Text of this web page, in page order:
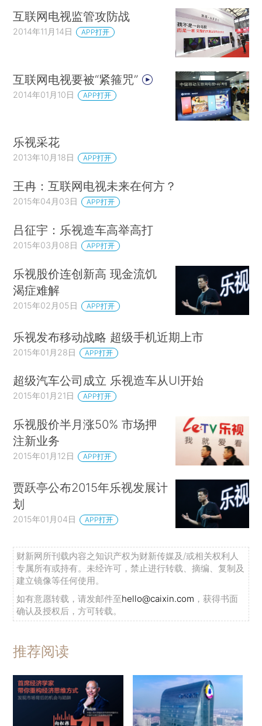
互联网电视监管攻防战
2014年11月14日 APP打开
互联网电视要被“紧箍咒”
2014年01月10日 APP打开
乐视采花
2013年10月18日 APP打开
王冉：互联网电视未来在何方？
2015年04月03日 APP打开
吕征宇：乐视造车高举高打
2015年03月08日 APP打开
乐视股价连创新高 现金流饥
渴症难解
2015年02月05日 APP打开
乐视发布移动战略 超级手机近期上市
2015年01月28日 APP打开
超级汽车公司成立 乐视造车从UI开始
2015年01月21日 APP打开
乐视股价半月涨50% 市场押
注新业务
2015年01月12日 APP打开
贾跃亭公布2015年乐视发展计
划
2015年01月04日 APP打开
财新网所刊载内容之知识产权为财新传媒及/或相关权利人
专属所有或持有。未经许可，禁止进行转载、摘编、复制及
建立镜像等任何使用。
如有意愿转载，请发邮件至hello@caixin.com ，获得书面
确认及授权后，方可转载。
推荐阅读